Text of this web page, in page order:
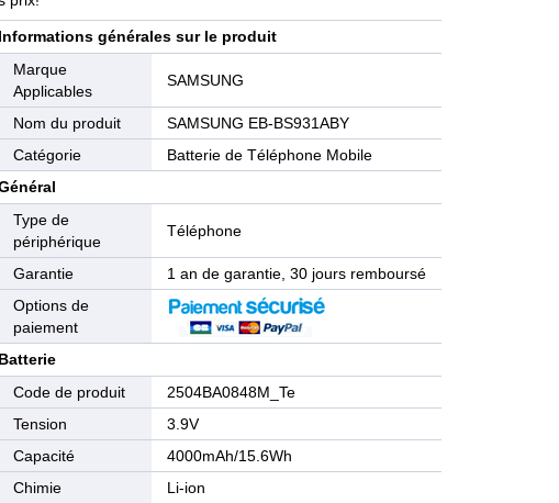
Informations générales sur le produit
Marque
Applicables
SAMSUNG
Nom du produit
SAMSUNG EB-BS931ABY
Catégorie
Batterie de Téléphone Mobile
Type de
périphérique
Téléphone
Garantie
1 an de garantie, 30 jours remboursé
Options de
paiement
Batterie
Code de produit
2504BA0848M_Te
Tension
3.9V
Capacité
4000mAh/15.6Wh
Chimie
Li-ion